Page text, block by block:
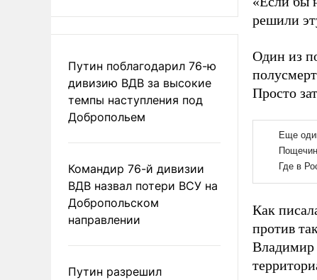
Путин поблагодарил 76-ю
дивизию ВДВ за высокие
темпы наступления под
Добропольем
Командир 76-й дивизии
ВДВ назвал потери ВСУ на
Добропольском
направлении
Путин разрешил
решили
Один из
Просто
Как
против
Владимир